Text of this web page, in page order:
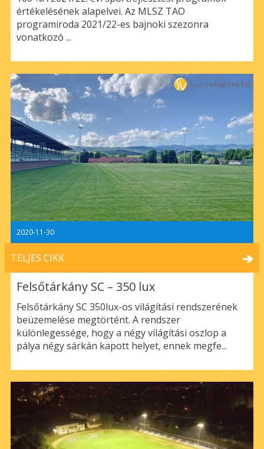
értékelésének alapelvei. Az MLSZ TAO
programiroda 2021/22-es bajnoki szezonra
vonatkozó ...
2020-11-30
TELJES CIKK
Felsőtárkány SC – 350 lux
Felsőtárkány SC 350lux-os világítási rendszerének
beüzemelése megtörtént. A rendszer
különlegessége, hogy a négy világítási oszlop a
pálya négy sárkán kapott helyet, ennek megfe...